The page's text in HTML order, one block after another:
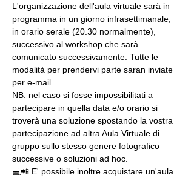
L'organizzazione dell'aula virtuale sarà in
programma in un giorno infrasettimanale,
in orario serale (20.30 normalmente),
successivo al workshop che sarà
comunicato successivamente. Tutte le
modalità per prendervi parte saran inviate
per e-mail.
NB: nel caso si fosse impossibilitati a
partecipare in quella data e/o orario si
troverà una soluzione spostando la vostra
partecipazione ad altra Aula Virtuale di
gruppo sullo stesso genere fotografico
successive o soluzioni ad hoc.
💻📲 E' possibile inoltre acquistare un'aula